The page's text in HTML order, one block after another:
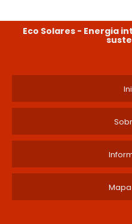
Eco Solares - Energia